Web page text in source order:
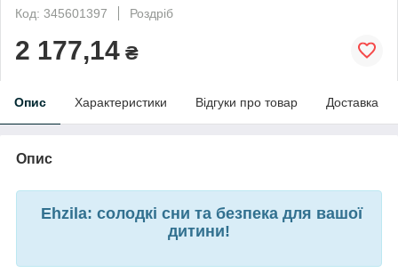
Код: 345601397
Роздріб
2 177,14 ₴
Опис Характеристики Відгуки про товар Доставка
Опис
Ehzila: солодкі сни та безпека для вашої
дитини!